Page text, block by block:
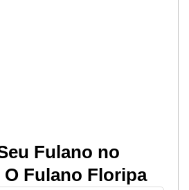
Fulano no
O Fulano Floripa